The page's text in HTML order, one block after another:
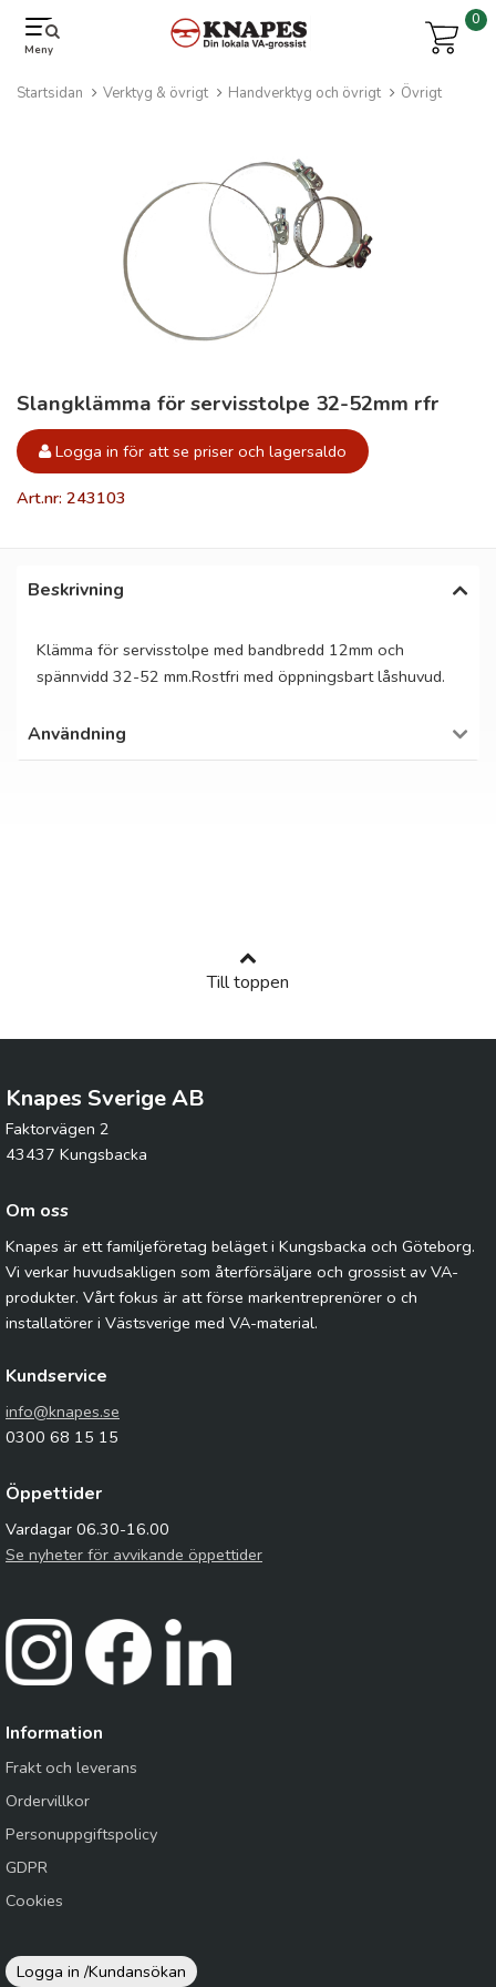
Meny
0
Startsidan Verktyg & övrigt Handverktyg och övrigt Övrigt
Slangklämma för servisstolpe 32-52mm rfr
Logga in för att se priser och lagersaldo
Art.nr: 243103
Beskrivning
Klämma för servisstolpe med bandbredd 12mm och
spännvidd 32-52 mm.Rostfri med öppningsbart låshuvud.
Användning
Till toppen
Knapes Sverige AB
Faktorvägen 2
43437 Kungsbacka
Om oss
Knapes är ett familjeföretag beläget i Kungsbacka och Göteborg.
Vi verkar huvudsakligen som återförsäljare och grossist av VA-
produkter. Vårt fokus är att förse markentreprenörer o ch
installatörer i Västsverige med VA-material.
Kundservice
info@knapes.se
0300 68 15 15
Öppettider
Vardagar 06.30-16.00
Se nyheter för avvikande öppettider
Information
Frakt och leverans
Ordervillkor
Personuppgiftspolicy
GDPR
Cookies
Logga in /Kundansökan